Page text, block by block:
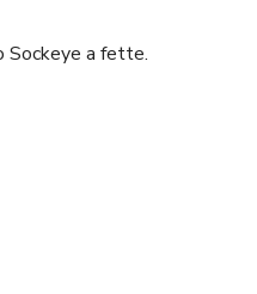
Sockeye a fette.